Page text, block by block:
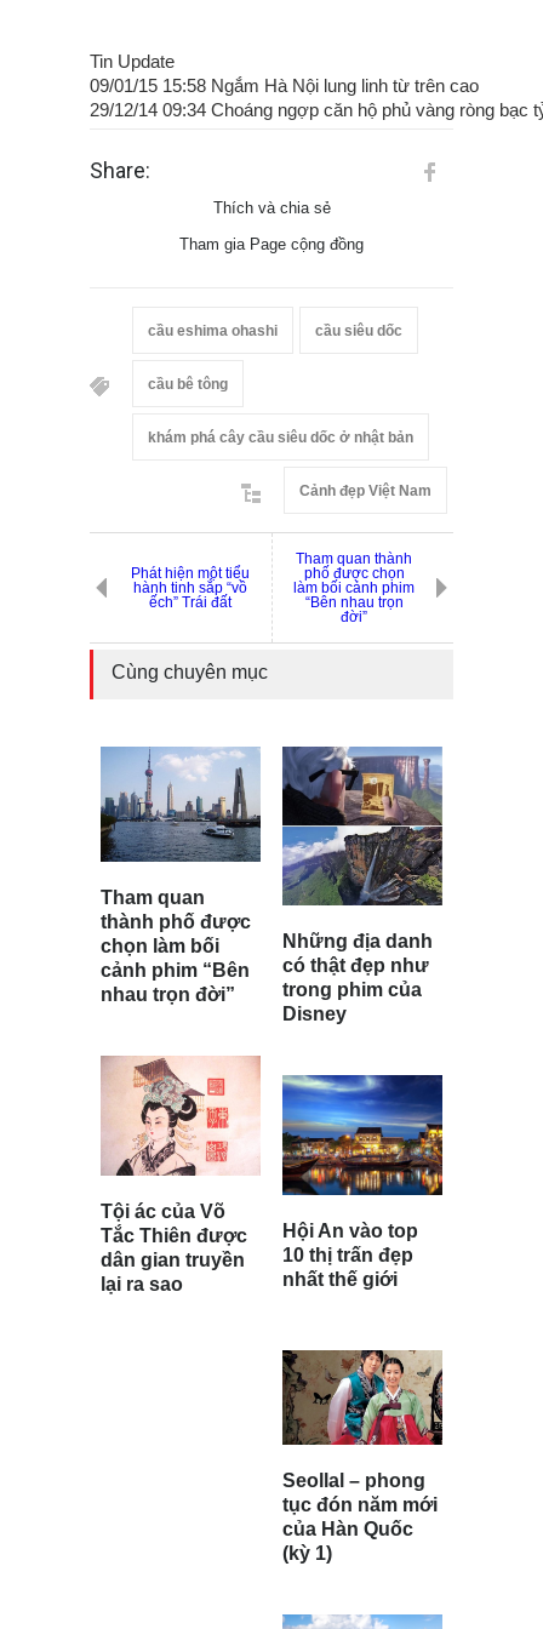
Tin Update
09/01/15 15:58 Ngắm Hà Nội lung linh từ trên cao
29/12/14 09:34 Choáng ngợp căn hộ phủ vàng ròng bạc
Share:
Thích và chia sẻ
Tham gia Page cộng đồng
cầu eshima ohashi cầu siêu dốc
cầu bê tông
khám phá cây cầu siêu dốc ở nhật bản
Cảnh đẹp Việt Nam
Phát hiện một tiểu
hành tinh sắp “vồ
ếch” Trái đất
Tham quan thành
phố được chọn
làm bối cảnh phim
“Bên nhau trọn
đời”
Cùng chuyên mục
Tham quan
thành phố được
chọn làm bối
cảnh phim “Bên
nhau trọn đời”
Tội ác của Võ
Tắc Thiên được
dân gian truyền
lại ra sao
Những địa danh
có thật đẹp như
trong phim của
Disney
Hội An vào top
10 thị trấn đẹp
nhất thế giới
Seollal – phong
tục đón năm mới
của Hàn Quốc
(kỳ 1)